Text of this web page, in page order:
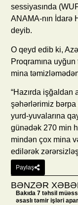
sessiyasında
ANAMA-nın İdarə
deyib.
O qeyd edib ki,
Proqramına
mina
“Hazırda
şəhərlərimiz
yurd-yuvalarına
günədək 270 min
mindən çox mina
edilərək
Paylaş
BƏNZƏR
Bakıda 7 təhsil
əsaslı təmir işləri